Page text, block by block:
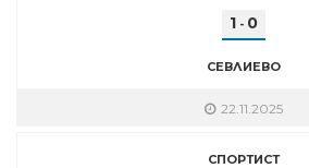
1 - 0
СЕВЛИЕВО
22.11.2025
СПОРТИСТ